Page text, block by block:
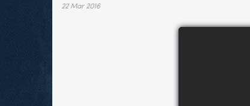
22 Mar 2016